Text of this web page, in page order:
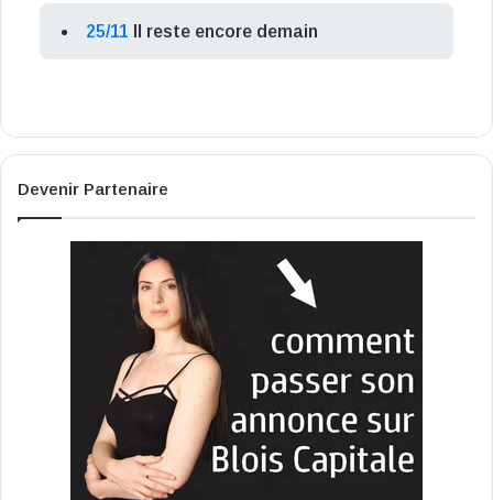
25/11 Il reste encore demain
Devenir Partenaire